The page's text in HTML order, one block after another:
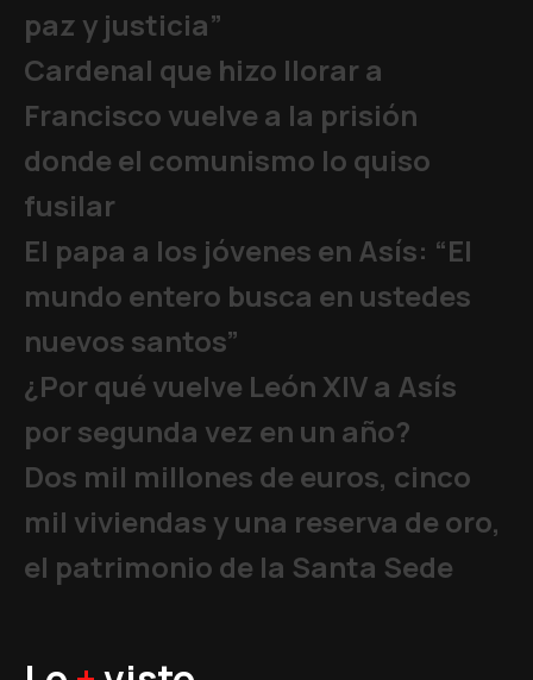
paz y justicia”
Cardenal que hizo llorar a
Francisco vuelve a la prisión
donde el comunismo lo quiso
fusilar
El papa a los jóvenes en Asís: “El
mundo entero busca en ustedes
nuevos santos”
¿Por qué vuelve León XIV a Asís
por segunda vez en un año?
Dos mil millones de euros, cinco
mil viviendas y una reserva de oro,
el patrimonio de la Santa Sede